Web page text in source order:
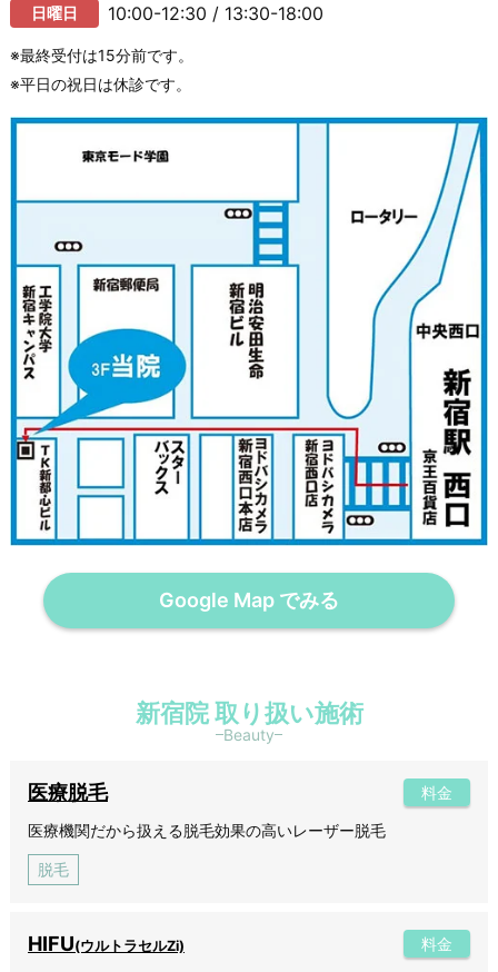
日曜日 10:00-12:30 / 13:30-18:00
※最終受付は15分前です。
※平日の祝日は休診です。
Google Map でみる
新宿院 取り扱い施術
Beauty
医療脱毛
料金
医療機関だから扱える脱毛効果の高いレーザー脱毛
脱毛
HIFU(ウルトラセルZi)
料金